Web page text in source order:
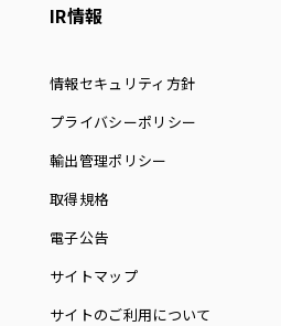
IR情報
情報セキュリティ方針
プライバシーポリシー
輸出管理ポリシー
取得規格
電子公告
サイトマップ
サイトのご利用について